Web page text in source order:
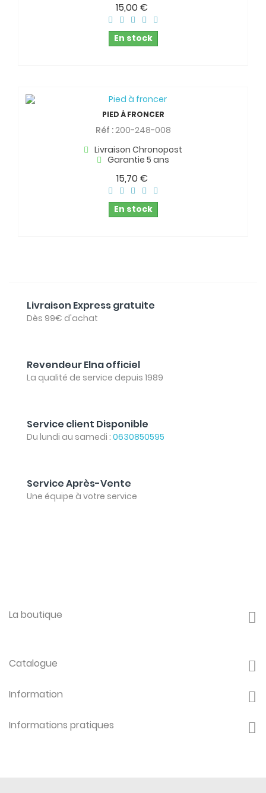
15,00 €
En stock
PIED À FRONCER
Réf :200-248-008
Livraison Chronopost
Garantie 5 ans
15,70 €
En stock
Livraison Express gratuite
Dès 99€ d'achat
Revendeur Elna officiel
La qualité de service depuis 1989
Service client Disponible
Du lundi au samedi : 0630850595
Service Après-Vente
Une équipe à votre service
La boutique
Catalogue
Information
Informations pratiques